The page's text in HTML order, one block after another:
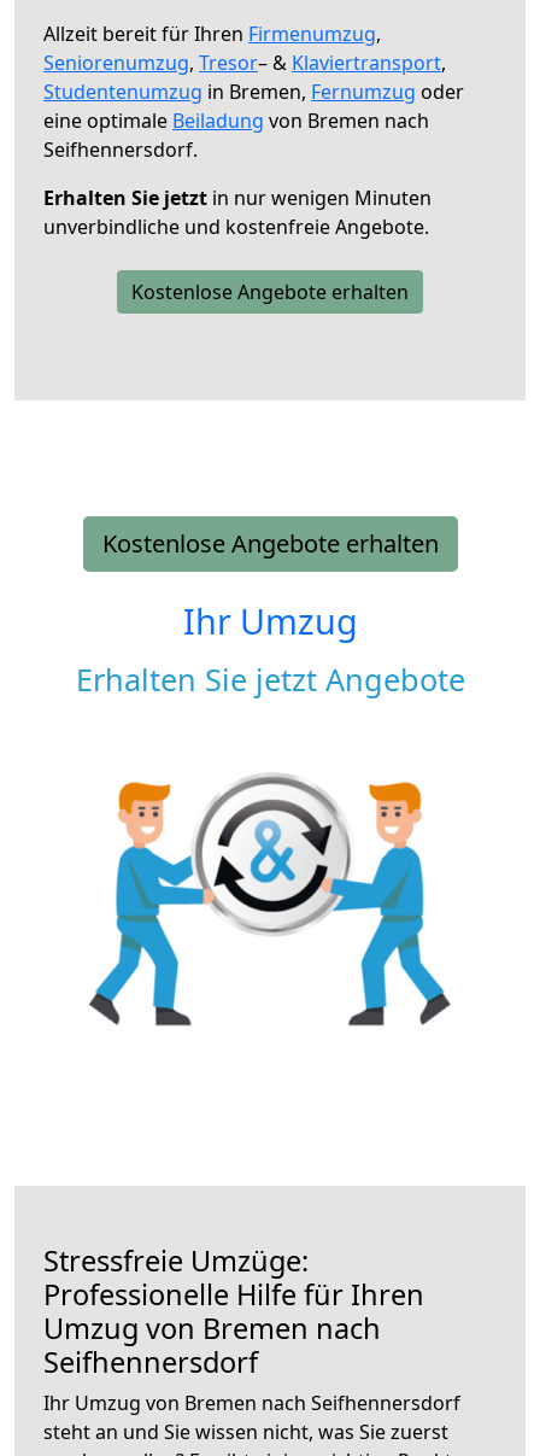
Allzeit bereit für Ihren Firmenumzug,
Seniorenumzug, Tresor– & Klaviertransport,
Studentenumzug in Bremen, Fernumzug oder
eine optimale Beiladung von Bremen nach
Seifhennersdorf.
Erhalten Sie jetzt in nur wenigen Minuten
unverbindliche und kostenfreie Angebote.
Kostenlose Angebote erhalten
Kostenlose Angebote erhalten
Ihr Umzug
Erhalten Sie jetzt Angebote
Stressfreie Umzüge:
Professionelle Hilfe für Ihren
Umzug von Bremen nach
Seifhennersdorf
Ihr Umzug von Bremen nach Seifhennersdorf
steht an und Sie wissen nicht, was Sie zuerst